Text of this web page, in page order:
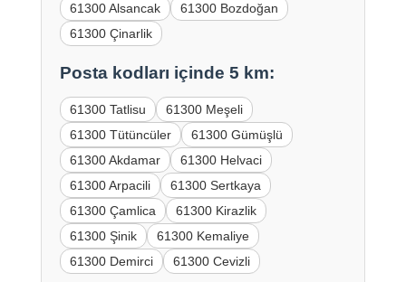
61300 Alsancak
61300 Bozdoğan
61300 Çinarlik
Posta kodları içinde 5 km:
61300 Tatlisu
61300 Meşeli
61300 Tütüncüler
61300 Gümüşlü
61300 Akdamar
61300 Helvaci
61300 Arpacili
61300 Sertkaya
61300 Çamlica
61300 Kirazlik
61300 Şinik
61300 Kemaliye
61300 Demirci
61300 Cevizli